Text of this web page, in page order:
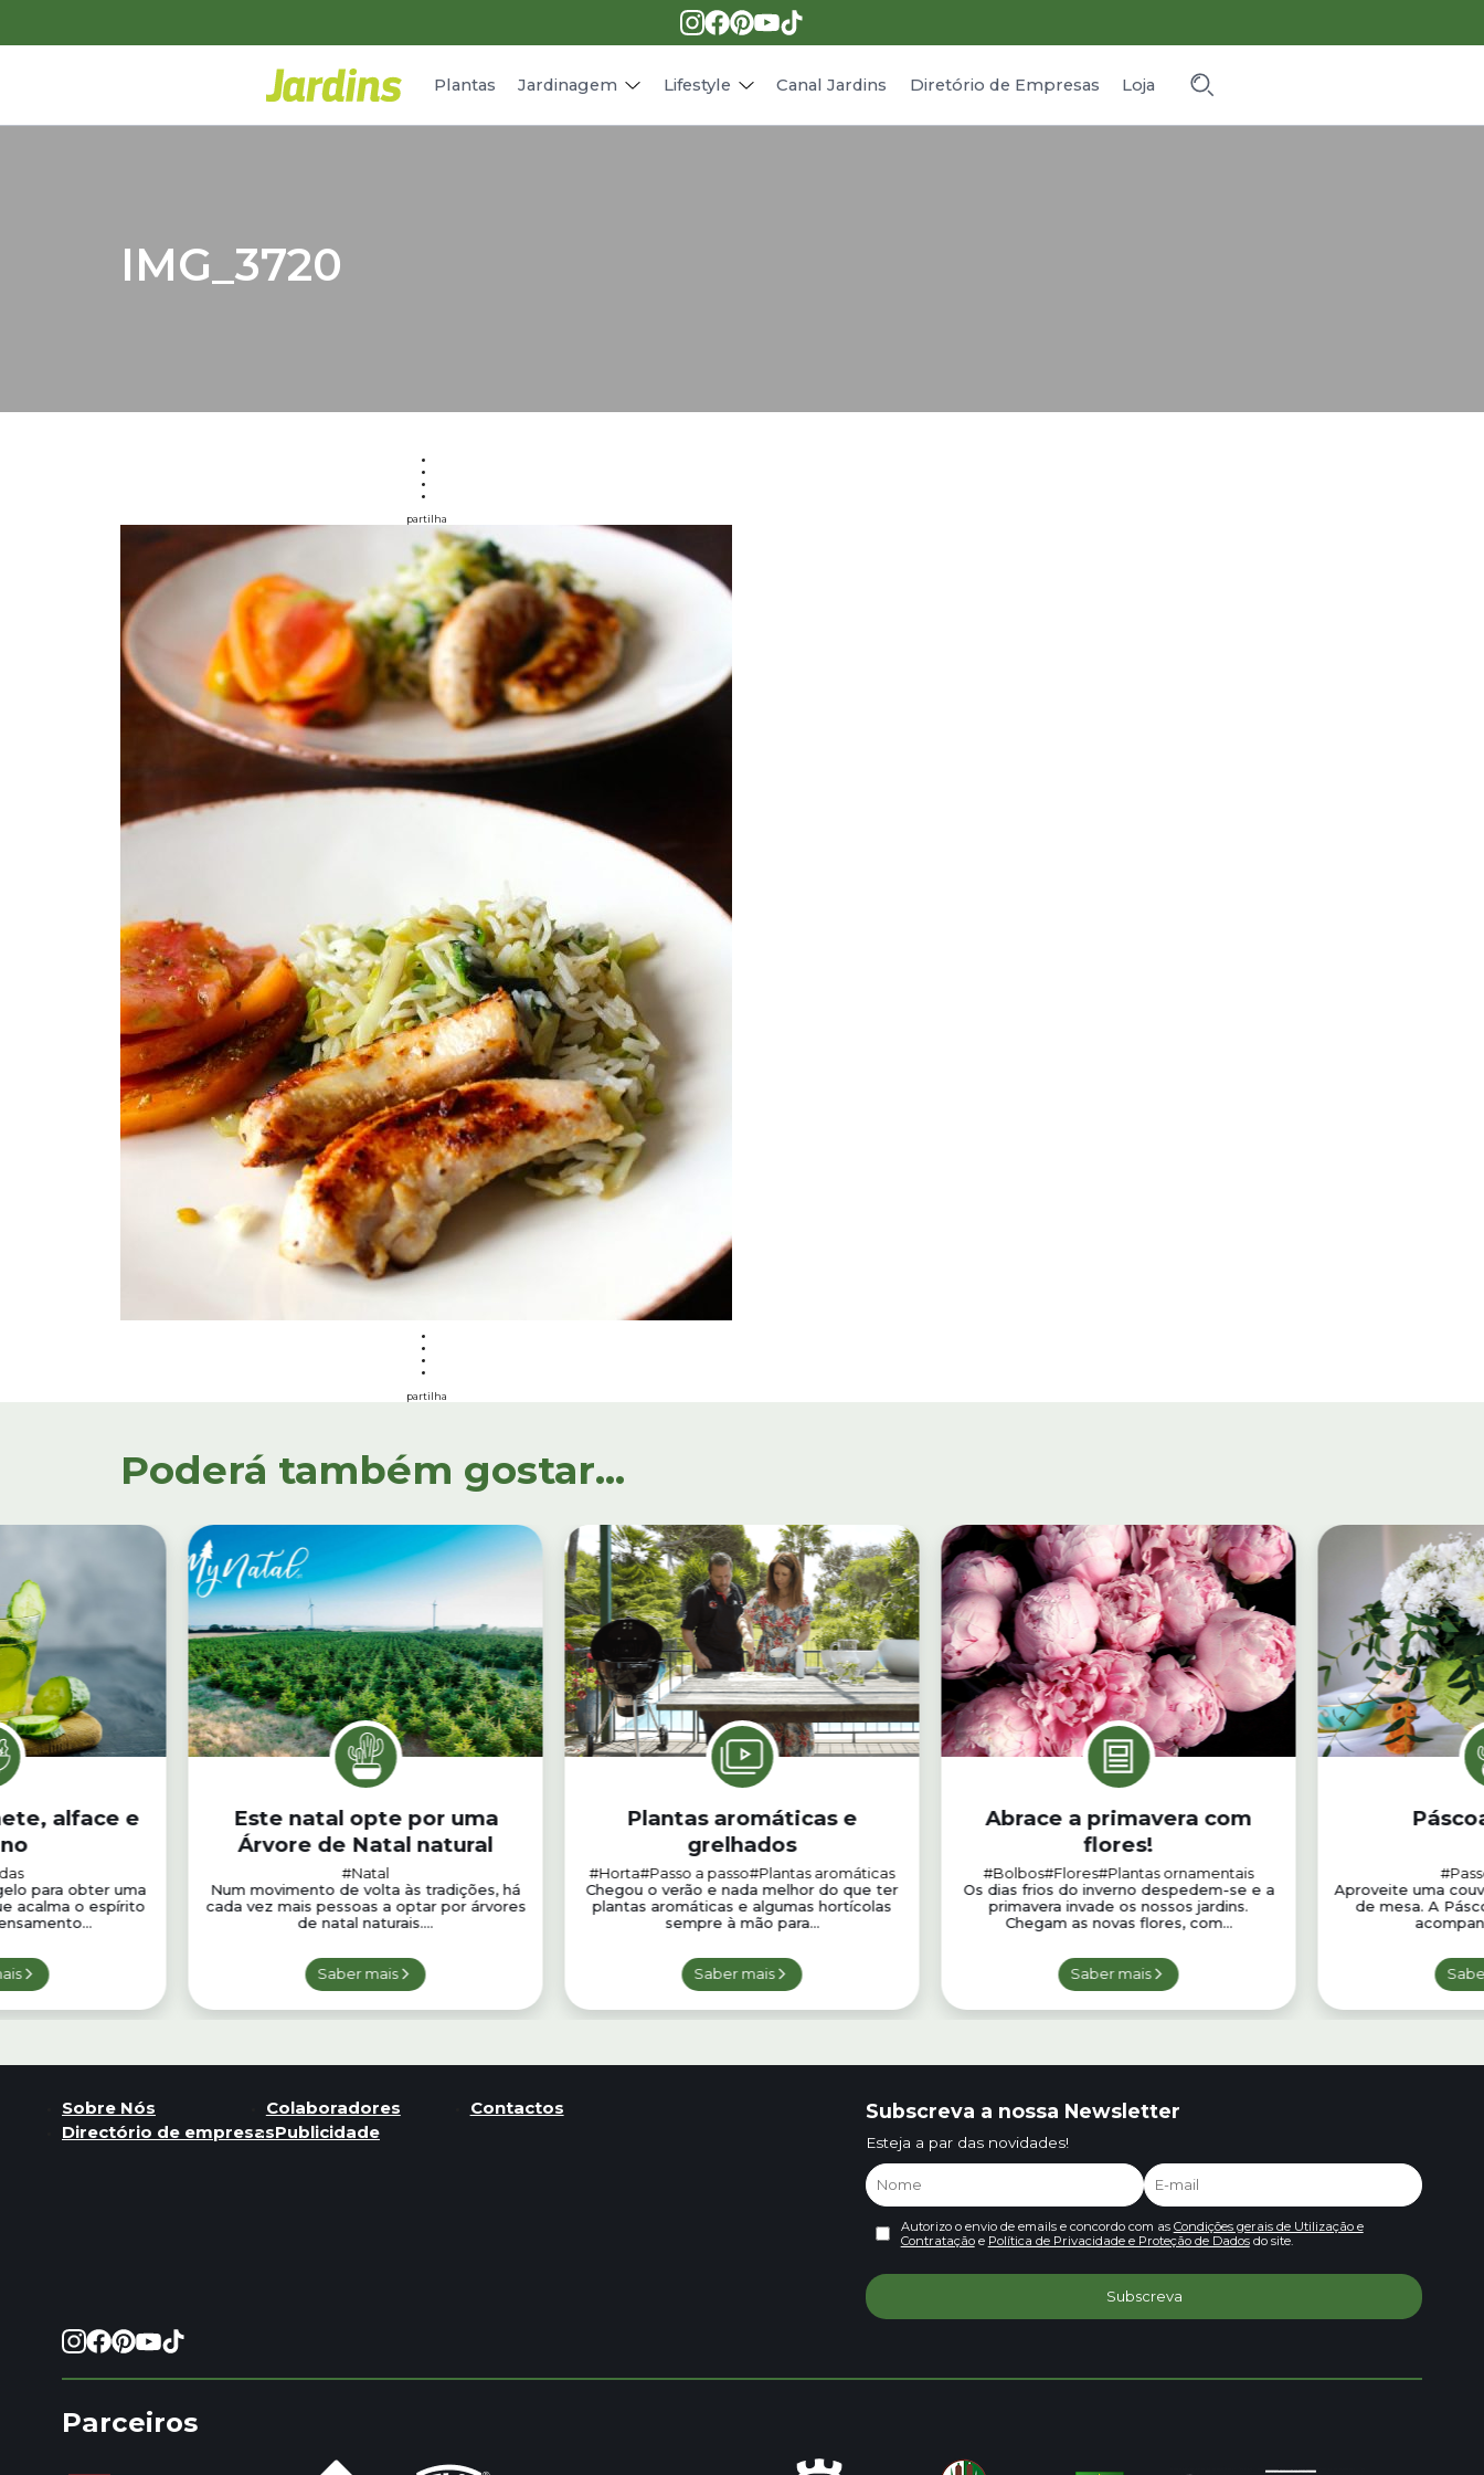
Plantas Jardinagem Lifestyle
Receitas
Canal Jardins Diretório de Empresas Loja
IMG_3720
partilha
partilha
Poderá também gostar...
alface e
para obter uma
acalma o espírito
Este natal opte por uma
Árvore de Natal natural
#Natal
Num movimento de volta às tradições, há
cada vez mais pessoas a optar por árvores
de natal naturais....
Saber mais
Plantas aromáticas e
grelhados
#Horta#Passo a passo#Plantas aromáticas
Chegou o verão e nada melhor do que ter
plantas aromáticas e algumas hortícolas
sempre à mão para...
Saber mais
Abrace a primavera com
flores!
#Bolbos#Flores#Plantas ornamentais
Os dias frios do inverno despedem-se e a
primavera invade os nossos jardins.
Chegam as novas flores, com...
Saber mais
Aproveite uma
de mesa. A
Sobre Nós Colaboradores
Contactos
Directório de empresasPublicidade
Subscreva a nossa Newsletter
Esteja a par das novidades!
Autorizo o envio de emails e concordo com as Condições gerais de Utilização e
Contrataçãoe Política de Privacidade e Proteção de Dadosdo site.
Parceiros